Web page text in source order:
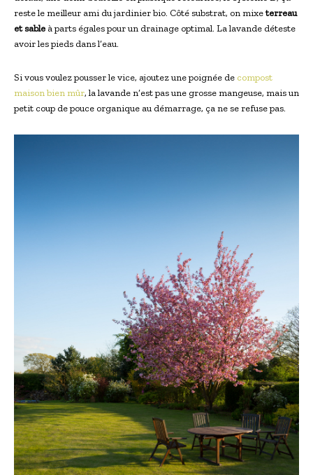
reste le meilleur ami du jardinier bio. Côté substrat, on mixeterreau
et sable à parts égales pour un drainage optimal. La lavande déteste
avoir les pieds dans l’eau.
Si vous voulez pousser le vice, ajoutez une poignée de compost
maison bien mûr, la lavande n’est pas une grosse mangeuse, mais un
petit coup de pouce organique au démarrage, ça ne se refuse pas.